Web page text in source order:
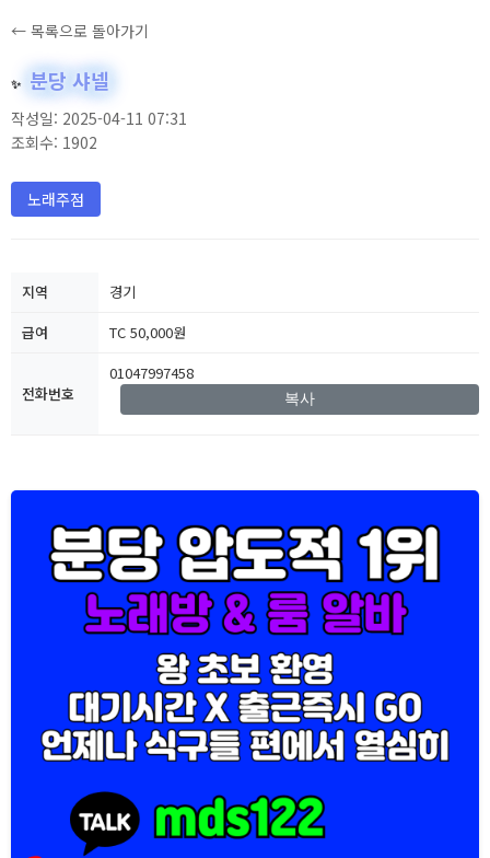
← 목록으로 돌아가기
✨ 분당 샤넬
작성일: 2025-04-11 07:31
조회수: 1902
노래주점
지역
경기
급여
TC 50,000원
전화번호
01047997458
복사